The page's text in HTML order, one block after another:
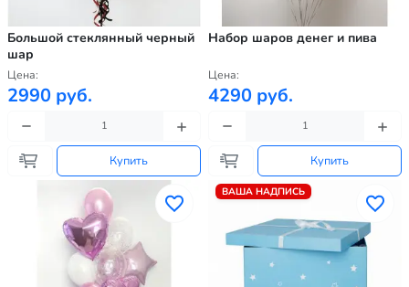
Большой стеклянный черный
шар
Цена:
2990 руб.
Купить
Набор шаров денег и пива
Цена:
4290 руб.
Купить
ВАША НАДПИСЬ